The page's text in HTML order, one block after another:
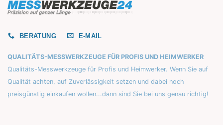
BERATUNG E-MAIL
QUALITÄTS-MESSWERKZEUGE FÜR PROFIS UND HEIMWERKER
Qualitäts-Messwerkzeuge für Profis und Heimwerker. Wenn Sie auf
Qualität achten, auf Zuverlässigkeit setzen und dabei noch
preisgünstig einkaufen wollen...dann sind Sie bei uns genau richtig!